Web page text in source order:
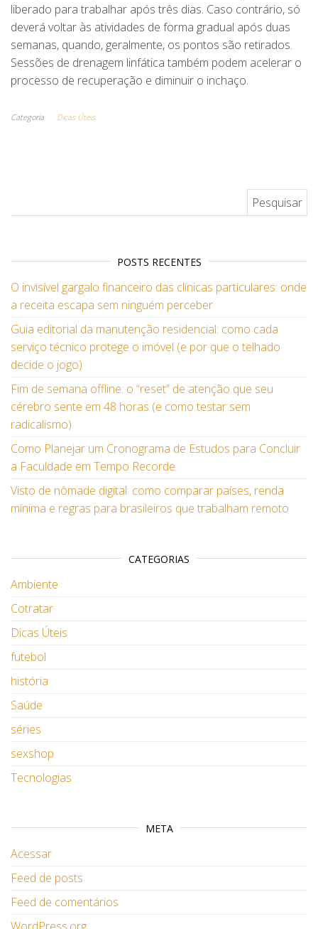
liberado para trabalhar após três dias. Caso contrário, só
deverá voltar às atividades de forma gradual após duas
semanas, quando, geralmente, os pontos são retirados.
Sessões de drenagem linfática também podem acelerar o
processo de recuperação e diminuir o inchaço.
Categoria Dicas Úteis
POSTS RECENTES
O invisível gargalo financeiro das clínicas particulares: onde
a receita escapa sem ninguém perceber
Guia editorial da manutenção residencial: como cada
serviço técnico protege o imóvel (e por que o telhado
decide o jogo)
Fim de semana offline: o “reset” de atenção que seu
cérebro sente em 48 horas (e como testar sem
radicalismo)
Como Planejar um Cronograma de Estudos para Concluir
a Faculdade em Tempo Recorde
Visto de nômade digital: como comparar países, renda
mínima e regras para brasileiros que trabalham remoto
CATEGORIAS
Ambiente
Cotratar
Dicas Úteis
futebol
história
Saúde
séries
sexshop
Tecnologias
META
Acessar
Feed de posts
Feed de comentários